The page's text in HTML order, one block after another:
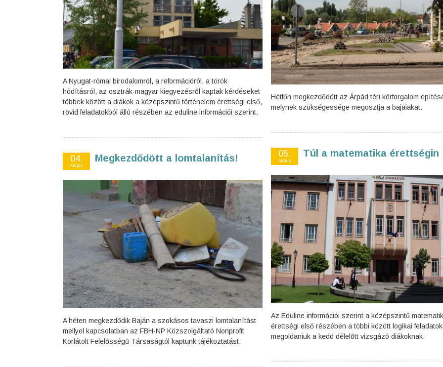
A Nyugat-római birodalomról, a reformációról, a török
hódításról, az osztrák-magyar kiegyezésről kaptak kérdéseket
többek között a diákok a középszintű történelem érettségi első,
rövid feladatokból álló részében az eduline információi szerint.
Hétfőn megkezdődött az Árpád téri körforgalom
melynek szükségessége megosztja a bajaiakat.
05.
Május
Túl a matematika érettségin
Az Eduline információi szerint a középszintű
érettségi első részében a többi között logikai
megoldaniuk a kedd délelőtt vizsgázó diákoknak.
04.
Május
Megkezdődött a lomtalanítás!
A héten megkezdődik Baján a szokásos tavaszi lomtalanítást
mellyel kapcsolatban az FBH-NP Közszolgáltató Nonprofit
Korlátolt Felelősségű Társaságtól kaptunk tájékoztatást.